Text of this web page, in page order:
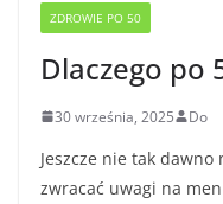
ZDROWIE PO 50
Dlaczego po
30 września, 2025 Do
Jeszcze nie tak dawno
zwracać uwagi na